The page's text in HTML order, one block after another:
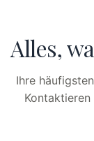
Alles,
Ihre